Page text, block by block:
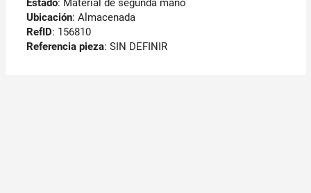
Estado: Material de segunda mano
Ubicación: Almacenada
RefID: 156810
Referencia pieza: SIN DEFINIR